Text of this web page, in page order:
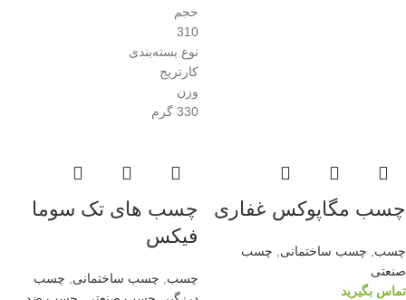
حجم
310
نوع بسته‌بندی
کارتریج
وزن
330 گرم
چسب مگاپوکس غفاری
چسب چسب ساختمانی
چسب
صنعتی
تماس بگیرید
چسب های تک سوما
فیکس
چسب چسب ساختمانی
چسب